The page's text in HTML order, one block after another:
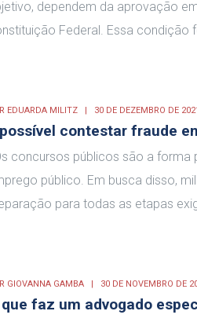
dependem da aprovação
Federal. Essa condição
EDUARDA MILITZ 30 DE DEZEMBRO DE
contestar fraude
concursos públicos são a
público. Em busca disso,
para todas as etapas
GIOVANNA GAMBA 30 DE NOVEMBRO DE
que faz um advogado